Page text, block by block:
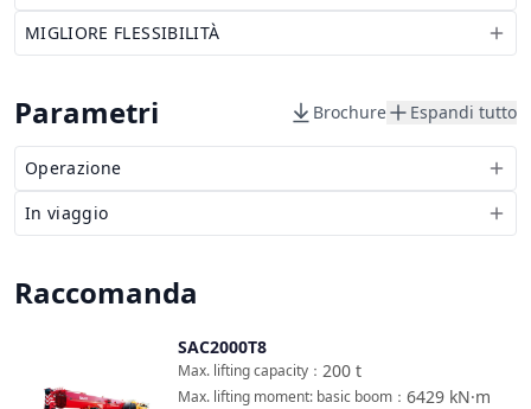
MIGLIORE FLESSIBILITÀ
Parametri Brochure Espandi tutto
Operazione
In viaggio
Raccomanda
SAC2000T8
200 t
Max. lifting capacity ：
6429 kN·m
Max. lifting moment: basic boom ：